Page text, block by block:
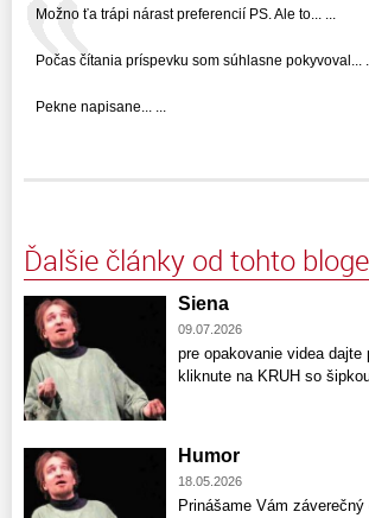
Možno ťa trápi nárast preferencií PS. Ale to... ...
Počas čítania príspevku som súhlasne pokyvoval...
Pekne napisane... ...
Ďalšie články od tohto
Siena
09.07.2026
pre opakovanie videa
kliknute na KRUH so
Humor
18.05.2026
Prinášame Vám